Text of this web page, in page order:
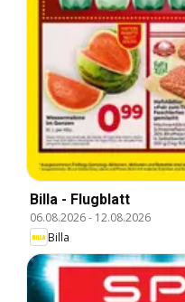
Billa - Flugblatt
06.08.2026- 12.08.2026
Billa